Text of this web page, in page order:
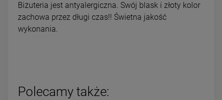
Biżuteria jest antyalergiczna. Swój blask i złoty kolor
zachowa przez długi czas!! Świetna jakość
wykonania.
Polecamy także: